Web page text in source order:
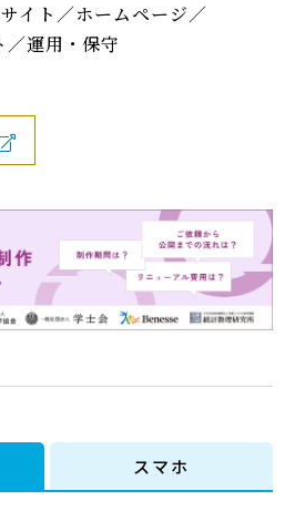
イト
ホームページ
運用・保守
スマホ